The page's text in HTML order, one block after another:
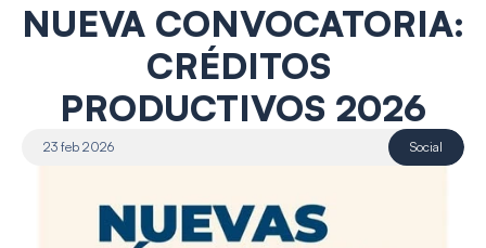
NUEVA CONVOCATORIA:
CRÉDITOS
PRODUCTIVOS 2026
23 feb 2026 Social